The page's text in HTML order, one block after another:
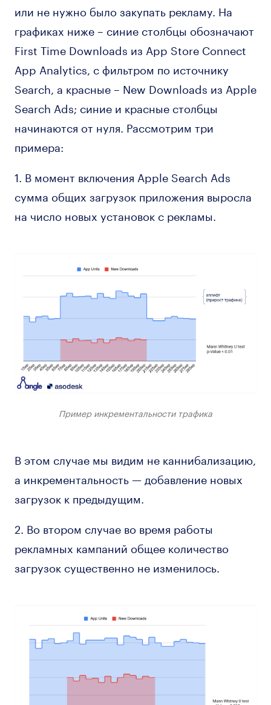
или не нужно было закупать рекламу. На
графиках ниже – синие столбцы обозначают
First Time Downloads из App Store Connect
App Analytics, с фильтром по источнику
Search, а красные – New Downloads из Apple
Search Ads; синие и красные столбцы
начинаются от нуля. Рассмотрим три
примера:
1. В момент включения Apple Search Ads
сумма общих загрузок приложения выросла
на число новых установок с рекламы.
Пример инкрементальности трафика
В этом случае мы видим не каннибализацию,
а инкрементальность — добавление новых
загрузок к предыдущим.
2. Во втором случае во время работы
рекламных кампаний общее количество
загрузок существенно не изменилось.